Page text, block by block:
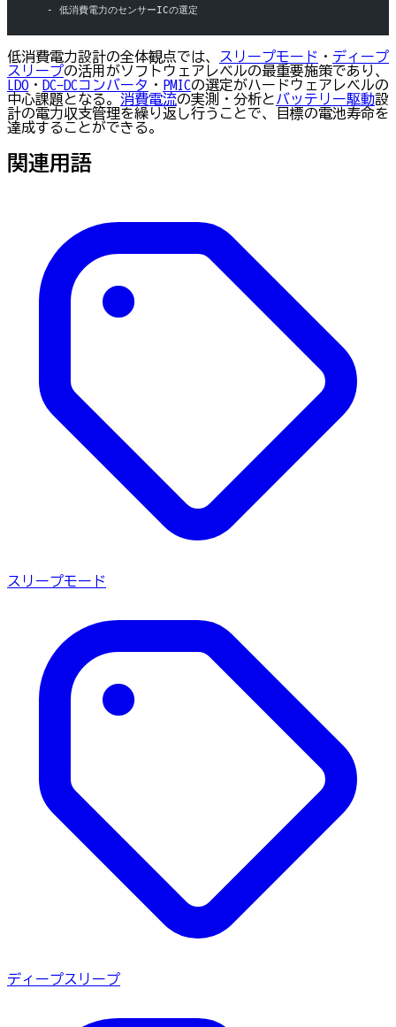
   - 低消費電力のセンサーICの選定
低消費電力設計の全体観点では、 スリープモード ・ ディープ
スリープの活用がソフトウェアレベルの最重要施策であり、
LDO ・ DC-DCコンバータ ・ PMICの選定がハードウェアレベルの
中心課題となる。 消費電流の実測・分析と バッテリー駆動設
計の電力収支管理を繰り返し行うことで、目標の電池寿命を
達成することができる。
関連用語
スリープモード
ディープスリープ